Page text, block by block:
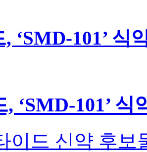
‘SMD-101’ 식
, ‘SMD-101’
이드 신약 후